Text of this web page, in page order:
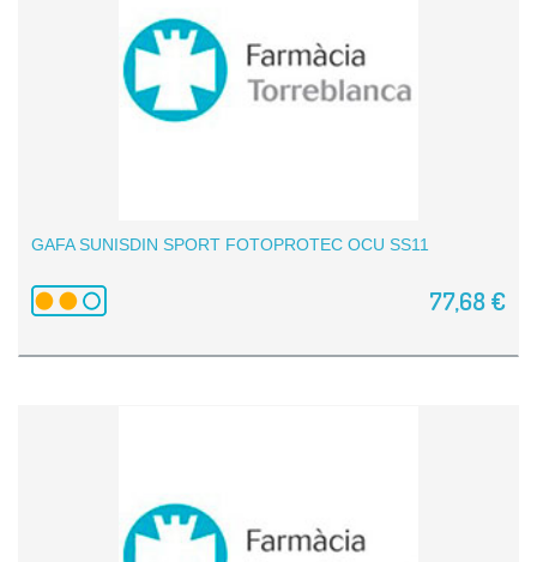
GAFA SUNISDIN SPORT FOTOPROTEC OCU SS11
77,68 €